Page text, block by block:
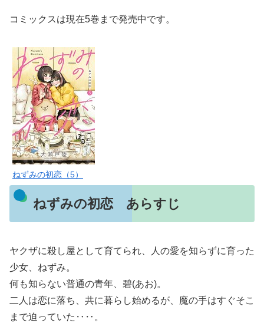
コミックスは現在5巻まで発売中です。
ねずみの初恋（5）
ねずみの初恋 あらすじ
ヤクザに殺し屋として育てられ、人の愛を知らずに育った
少女、ねずみ。
何も知らない普通の青年、碧(あお)。
二人は恋に落ち、共に暮らし始めるが、魔の手はすぐそこ
まで迫っていた‥‥。